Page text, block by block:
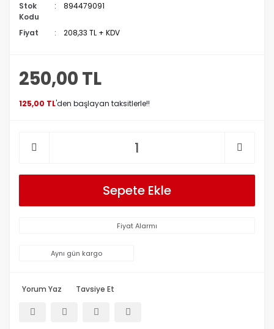
Stok
Kodu
894479091
Fiyat 208,33 TL + KDV
250,00 TL
125,00 TL'den başlayan taksitlerle!!
Sepete Ekle
Fiyat Alarmı
Aynı gün kargo
Yorum Yaz Tavsiye Et